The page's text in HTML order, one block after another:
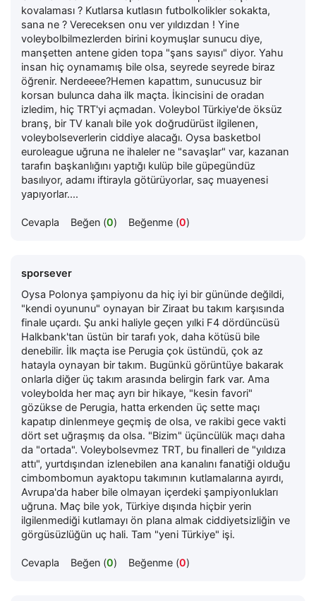
kovalaması ? Kutlarsa kutlasın futbolkolikler sokakta,
sana ne ? Vereceksen onu ver yıldızdan ! Yine
voleybolbilmezlerden birini koymuşlar sunucu diye,
manşetten antene giden topa "şans sayısı" diyor. Yahu
insan hiç oynamamış bile olsa, seyrede seyrede biraz
öğrenir. Nerdeeee?Hemen kapattım, sunucusuz bir
korsan bulunca daha ilk maçta. İkincisini de oradan
izledim, hiç TRT'yi açmadan. Voleybol Türkiye'de öksüz
branş, bir TV kanalı bile yok doğrudürüst ilgilenen,
voleybolseverlerin ciddiye alacağı. Oysa basketbol
euroleague uğruna ne ihaleler ne "savaşlar" var, kazanan
tarafın başkanlığını yaptığı kulüp bile güpegündüz
basılıyor, adamı iftirayla götürüyorlar, saç muayenesi
yapıyorlar....
Cevapla Beğen (0) Beğenme (0)
sporsever
Oysa Polonya şampiyonu da hiç iyi bir gününde değildi,
"kendi oyununu" oynayan bir Ziraat bu takım karşısında
finale uçardı. Şu anki haliyle geçen yılki F4 dördüncüsü
Halkbank'tan üstün bir tarafı yok, daha kötüsü bile
denebilir. İlk maçta ise Perugia çok üstündü, çok az
hatayla oynayan bir takım. Bugünkü görüntüye bakarak
onlarla diğer üç takım arasında belirgin fark var. Ama
voleybolda her maç ayrı bir hikaye, "kesin favori"
gözükse de Perugia, hatta erkenden üç sette maçı
kapatıp dinlenmeye geçmiş de olsa, ve rakibi gece vakti
dört set uğraşmış da olsa. "Bizim" üçüncülük maçı daha
da "ortada". Voleybolsevmez TRT, bu finalleri de "yıldıza
attı", yurtdışından izlenebilen ana kanalını fanatiği olduğu
cimbombomun ayaktopu takımının kutlamalarına ayırdı,
Avrupa'da haber bile olmayan içerdeki şampiyonlukları
uğruna. Maç bile yok, Türkiye dışında hiçbir yerin
ilgilenmediği kutlamayı ön plana almak ciddiyetsizliğin ve
görgüsüzlüğün uç hali. Tam "yeni Türkiye" işi.
Cevapla Beğen (0) Beğenme (0)